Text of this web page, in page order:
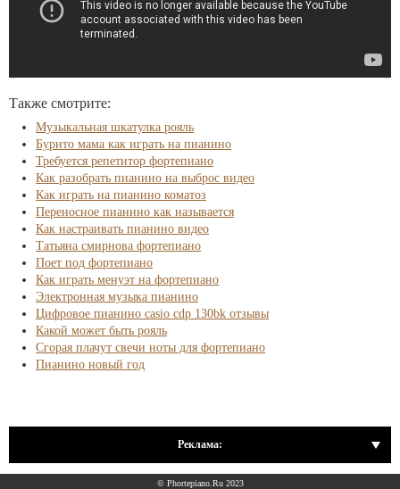
Также смотрите:
Музыкальная шкатулка рояль
Бурито мама как играть на пианино
Требуется репетитор фортепиано
Как разобрать пианино на выброс видео
Как играть на пианино коматоз
Переносное пианино как называется
Как настраивать пианино видео
Татьяна смирнова фортепиано
Поет под фортепиано
Как играть менуэт на фортепиано
Электронная музыка пианино
Цифровое пианино casio cdp 130bk отзывы
Какой может быть рояль
Сгорая плачут свечи ноты для фортепиано
Пианино новый год
Реклама:
© Phortepiano.Ru 2023